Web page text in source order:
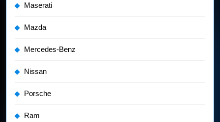
Maserati
Mazda
Mercedes-Benz
Nissan
Porsche
Ram